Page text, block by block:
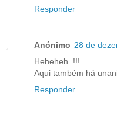
Responder
Anónimo 28 de
Heheheh..!!!
Aqui também há
Responder